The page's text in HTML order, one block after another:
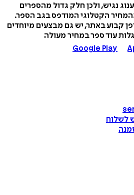
נגיש, ולכן חלק גדול מהספרים
הקטלוגי המודפס בגב הספר.
קבוע באתר, יש גם מבצעים מיוחדים
עוד ספר במחיר מעולה
Google Play
לשלוח